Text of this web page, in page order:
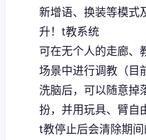
新增语、换装等模式
升！t教系统
可在无个人的走廊、
场景中进行调教（目
洗脑后，可以随意掉
扮，并用玩具、臂自
t教停止后会清除期